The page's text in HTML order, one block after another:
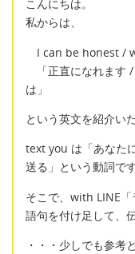
こんにちは。
私からは、
I can be honest /
「正直になれます
は」
という英文を紹介い
text you は「あなた
送る」という動詞です
そこで、with LINE「
語句を付け足して、
・・・少しでも参考